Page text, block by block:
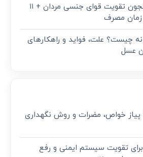
طرز تهیه بهترین معجون تقویت قوای جنسی مردان + ۱۱
زمان مصرف
چیست؟ علت، فواید و راهکارهای
عسل
خواص، مضرات و روش نگهداری
تقویت سیستم ایمنی و رفع